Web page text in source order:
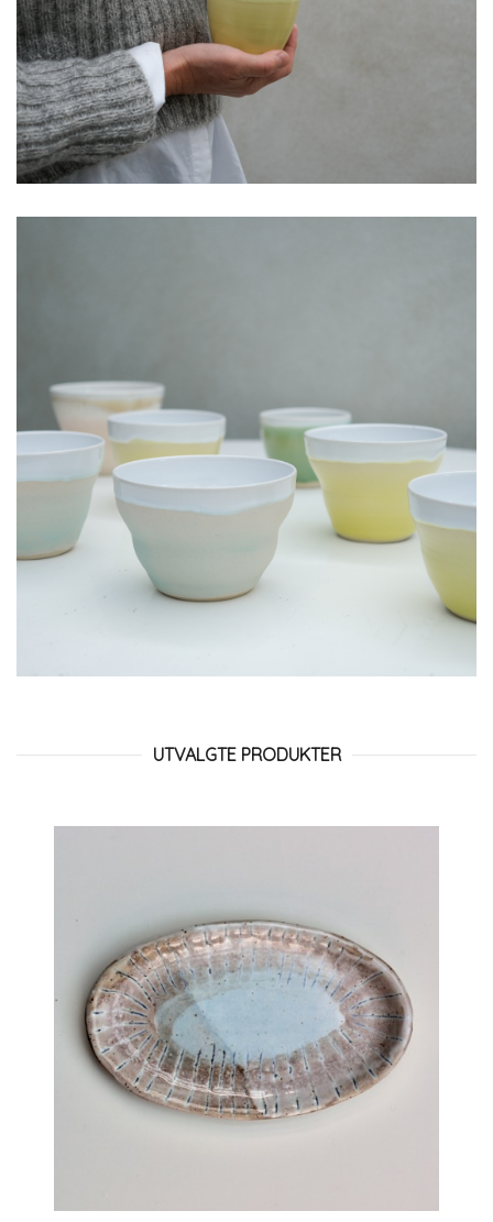
UTVALGTE PRODUKTER